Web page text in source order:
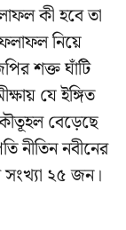
কী হবে তা
নিয়ে
শক্ত ঘাঁটি
যে ইঙ্গিত
বেড়েছে
নীতিন নবীনের
সংখ্যা ২৫ জন।